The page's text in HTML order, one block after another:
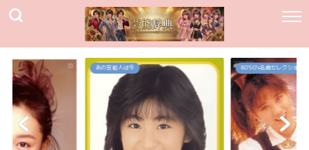
80`90's名曲セレクション 80`90's名曲セレクション